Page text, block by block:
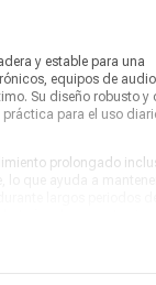
y estable para una
equipos de
Su diseño robusto y
para el uso
prolongado
largos periodos de
de repuesto